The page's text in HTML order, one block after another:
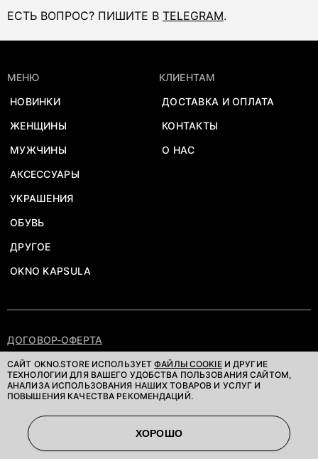
САЙТ OKNO.STORE ИСПОЛЬЗУЕТФАЙЛЫ COOKIEИ ДРУГИЕ
ТЕХНОЛОГИИ ДЛЯ ВАШЕГО УДОБСТВА ПОЛЬЗОВАНИЯ САЙТОМ,
АНАЛИЗА ИСПОЛЬЗОВАНИЯ НАШИХ ТОВАРОВ И УСЛУГ И
ПОВЫШЕНИЯ КАЧЕСТВА РЕКОМЕНДАЦИЙ.
ХОРОШО
ЕСТЬ ВОПРОС? ПИШИТЕ В TELEGRAM.
МЕНЮ
НОВИНКИ
ЖЕНЩИНЫ
МУЖЧИНЫ
АКСЕССУАРЫ
УКРАШЕНИЯ
ОБУВЬ
ДРУГОЕ
OKNO KAPSULA
КЛИЕНТАМ
ДОСТАВКА И ОПЛАТА
КОНТАКТЫ
О НАС
ДОГОВОР-ОФЕРТА
ПОЛИТИКА КОНФИДЕНЦИАЛЬНОСТИ
©OKNOSTORE. ВСЕ ПРАВА ЗАЩИЩЕНЫ